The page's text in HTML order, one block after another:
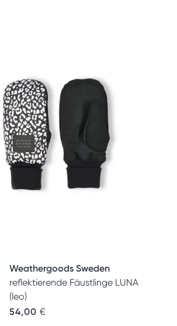
Weathergoods Sweden
reflektierende Fäustlinge LUNA
(leo)
54,00 €